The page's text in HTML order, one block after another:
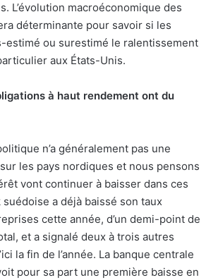
L’évolution macroéconomique des
déterminante pour savoir si les
estimé ou surestimé le ralentissement
aux États-Unis.
à haut rendement ont du
n’a généralement pas une
les pays nordiques et nous pensons
vont continuer à baisser dans ces
suédoise a déjà baissé son taux
cette année, d’un demi-point de
et a signalé deux à trois autres
la fin de l’année. La banque centrale
pour sa part une première baisse en